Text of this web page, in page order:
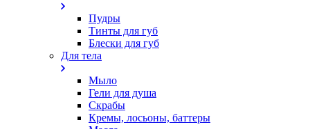
Пудры
Тинты для губ
Блески для губ
Для тела
Мыло
Гели для душа
Скрабы
Кремы, лосьоны, баттеры